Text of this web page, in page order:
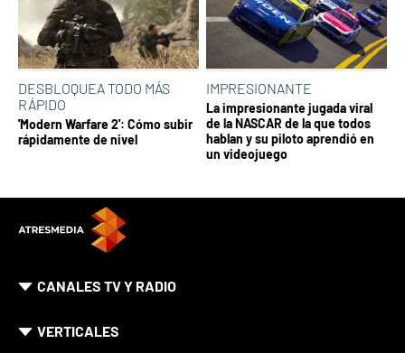
DESBLOQUEA TODO MÁS
RÁPIDO
'Modern Warfare 2': Cómo subir
rápidamente de nivel
IMPRESIONANTE
La impresionante jugada viral
de la NASCAR de la que todos
hablan y su piloto aprendió en
un videojuego
CANALES TV Y RADIO
VERTICALES